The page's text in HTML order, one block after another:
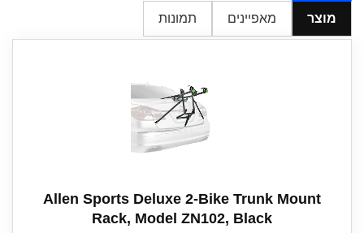
מוצר מאפיינים תמונות
Allen Sports Deluxe 2-Bike Trunk Mount
Rack, Model ZN102, Black